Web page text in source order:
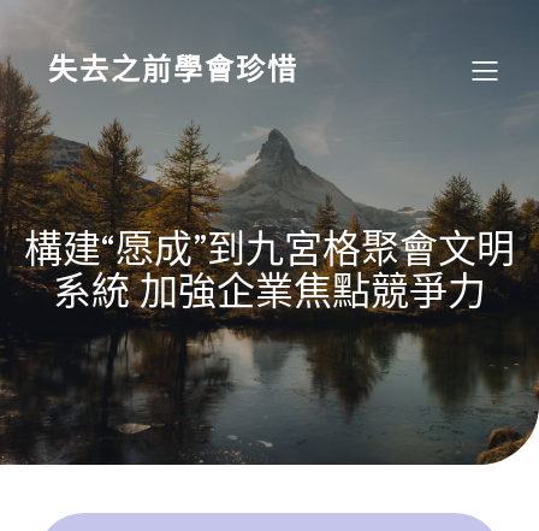
content
失去之前學會珍惜
構建“愿成”到九宮格聚會文明
系統 加強企業焦點競爭力